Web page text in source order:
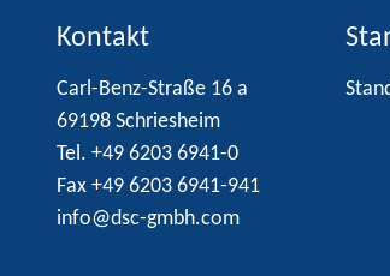
Kontakt
Carl-Benz-Straße 16 a
69198 Schriesheim
Tel. +49 6203 6941-0
Fax +49 6203 6941-941
info@dsc-gmbh.com